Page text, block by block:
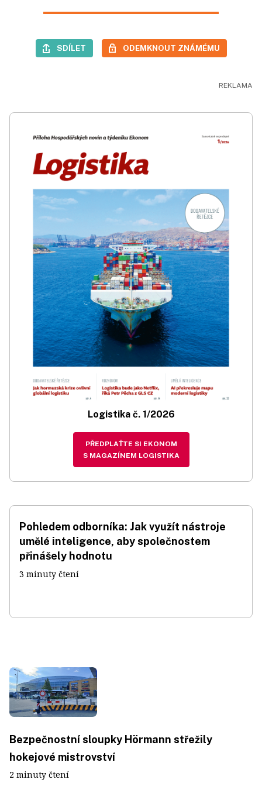
SDÍLET ODEMKNOUT ZNÁMÉMU
Logistika č. 1/2026
PŘEDPLAŤTE SI EKONOM
S MAGAZÍNEM LOGISTIKA
Pohledem odborníka: Jak využít nástroje
umělé inteligence, aby společnostem
přinášely hodnotu
3 minuty čtení
Bezpečnostní sloupky Hörmann střežily
hokejové mistrovství
2 minuty čtení